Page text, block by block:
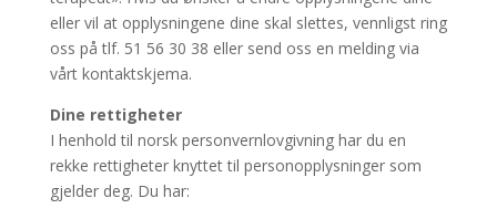
eller vil at opplysningene dine skal slettes, vennligst ring
oss på tlf. 51 56 30 38 eller send oss en melding via
vårt kontaktskjema.
Dine rettigheter
I henhold til norsk personvernlovgivning har du en
rekke rettigheter knyttet til personopplysninger som
gjelder deg. Du har: